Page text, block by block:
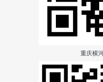
重庆横